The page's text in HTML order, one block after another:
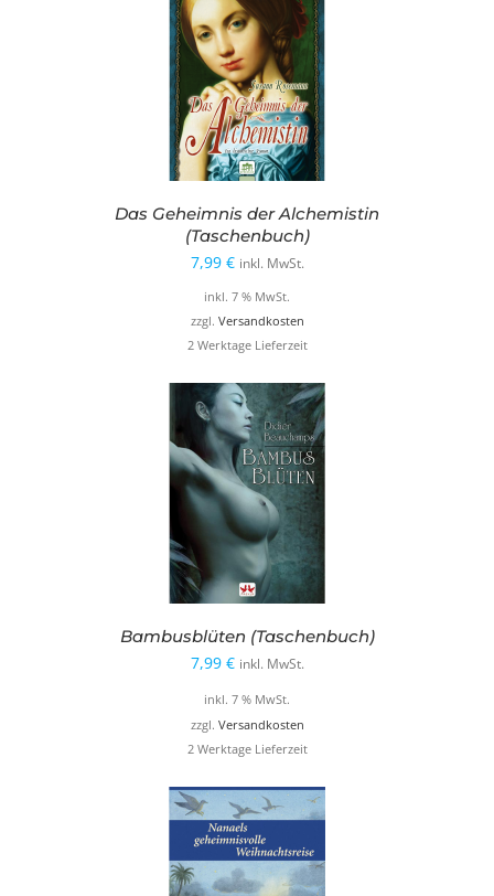
Das Geheimnis der Alchemistin
(Taschenbuch)
7,99 € inkl. MwSt.
inkl. 7 % MwSt.
zzgl. Versandkosten
2 Werktage Lieferzeit
Bambusblüten (Taschenbuch)
7,99 € inkl. MwSt.
inkl. 7 % MwSt.
zzgl. Versandkosten
2 Werktage Lieferzeit